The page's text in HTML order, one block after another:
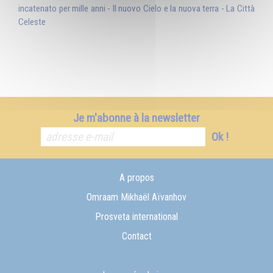
incatenato per mille anni - Il nuovo Cielo e la nuova terra - La Città
Celeste
Je m'abonne à la newsletter
Ok !
A propos
Omraam Mikhaël Aïvanhov
Prosveta international
Contact